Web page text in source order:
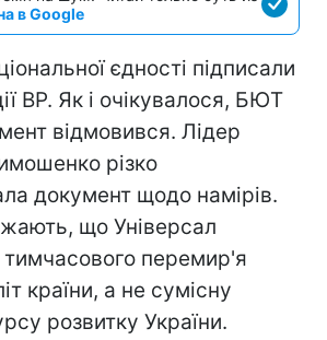
в Google
єдності підписали
ВР. Як і очікувалося, БЮТ
відмовився. Лідер
різко
документ щодо намірів.
що Універсал
тимчасового перемир'я
країни, а не сумісну
розвитку України.